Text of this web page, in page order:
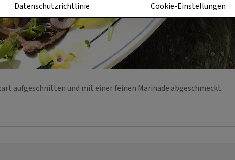
aufgeschnitten und mit einer feinen Marinade abgeschmeckt.
Datenschutzrichtlinie Cookie-Einstellungen